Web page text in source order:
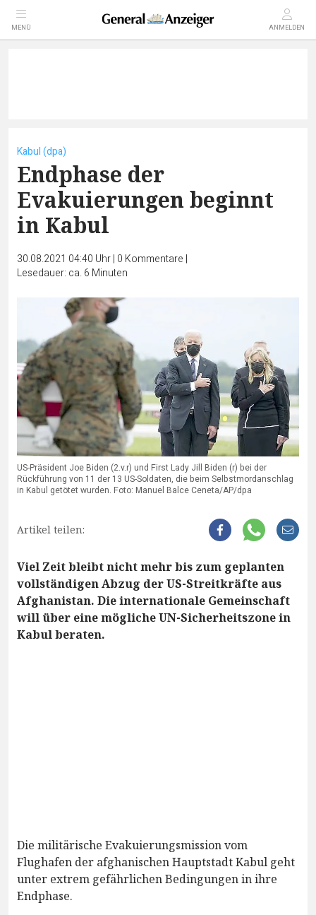
MENÜ ANMELDEN
Kabul (dpa)
Endphase der
Evakuierungen beginnt
in Kabul
30.08.2021 04:40 Uhr| 0 Kommentare |
Lesedauer: ca. 6 Minuten
US-Präsident Joe Biden (2.v.r) und First Lady Jill Biden (r) bei der
Rückführung von 11 der 13 US-Soldaten, die beim Selbstmordanschlag
in Kabul getötet wurden. Foto: Manuel Balce Ceneta/AP/dpa
Artikel teilen:
Viel Zeit bleibt nicht mehr bis zum geplanten
vollständigen Abzug der US-Streitkräfte aus
Afghanistan. Die internationale Gemeinschaft
will über eine mögliche UN-Sicherheitszone in
Kabul beraten.
Die militärische Evakuierungsmission vom
Flughafen der afghanischen Hauptstadt Kabul geht
unter extrem gefährlichen Bedingungen in ihre
Endphase.